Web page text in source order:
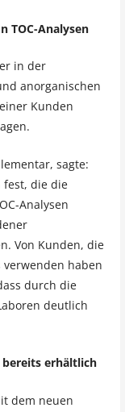
TOC-Analysen
in der
anorganischen
Kunden
sagte:
fest, die die
Analysen
Von Kunden, die
haben
durch die
deutlich
erhältlich
dem neuen